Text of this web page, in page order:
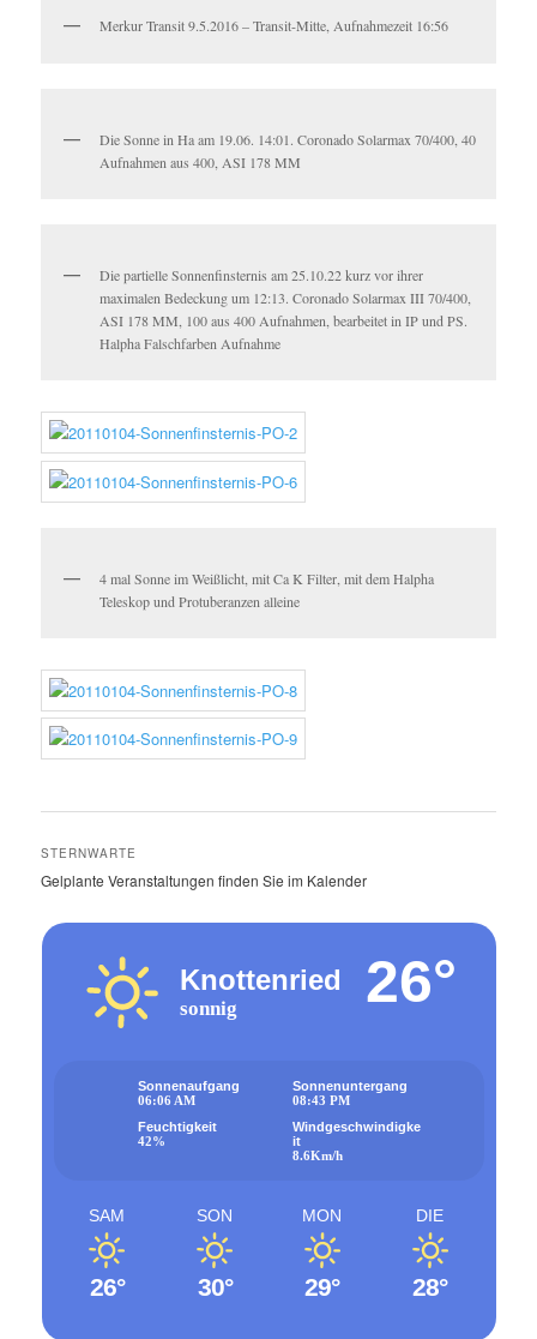
Merkur Transit 9.5.2016 – Transit-Mitte, Aufnahmezeit 16:56
Die Sonne in Ha am 19.06. 14:01. Coronado Solarmax 70/400, 40
Aufnahmen aus 400, ASI 178 MM
Die partielle Sonnenfinsternis am 25.10.22 kurz vor ihrer
maximalen Bedeckung um 12:13. Coronado Solarmax III 70/400,
ASI 178 MM, 100 aus 400 Aufnahmen, bearbeitet in IP und PS.
Halpha Falschfarben Aufnahme
4 mal Sonne im Weißlicht, mit Ca K Filter, mit dem Halpha
Teleskop und Protuberanzen alleine
STERNWARTE
Gelplante Veranstaltungen finden Sie im Kalender
Knottenried
sonnig 26°
Sonnenaufgang
06:06 AM
Sonnenuntergang
08:43 PM
Feuchtigkeit
42%
Windgeschwindigke
it
8.6Km/h
SAM
26°
SON
30°
MON
29°
DIE
28°